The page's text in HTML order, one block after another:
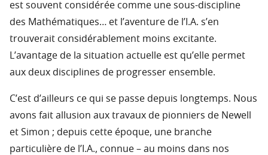
est souvent considérée comme une sous-discipline
des Mathématiques… et l’aventure de l’I.A. s’en
trouverait considérablement moins excitante.
L’avantage de la situation actuelle est qu’elle permet
aux deux disciplines de progresser ensemble.
C’est d’ailleurs ce qui se passe depuis longtemps. Nous
avons fait allusion aux travaux de pionniers de Newell
et Simon ; depuis cette époque, une branche
particulière de l’I.A., connue – au moins dans nos